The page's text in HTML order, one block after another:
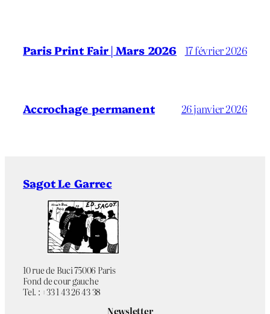
Paris Print Fair | Mars 2026 17 février 2026
Accrochage permanent 26 janvier 2026
Sagot Le Garrec
10 rue de Buci 75006 Paris
Fond de cour gauche
Tel. : +33 1 43 26 43 38
Newsletter